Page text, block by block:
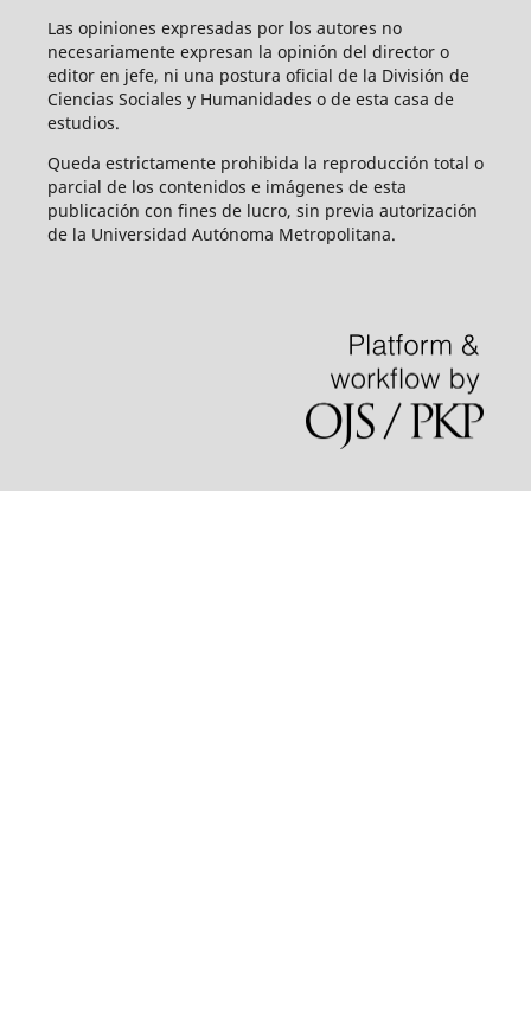
Las opiniones expresadas por los autores no
necesariamente expresan la opinión del director o
editor en jefe, ni una postura oficial de la División de
Ciencias Sociales y Humanidades o de esta casa de
estudios.
Queda estrictamente prohibida la reproducción total o
parcial de los contenidos e imágenes de esta
publicación con fines de lucro, sin previa autorización
de la Universidad Autónoma Metropolitana.